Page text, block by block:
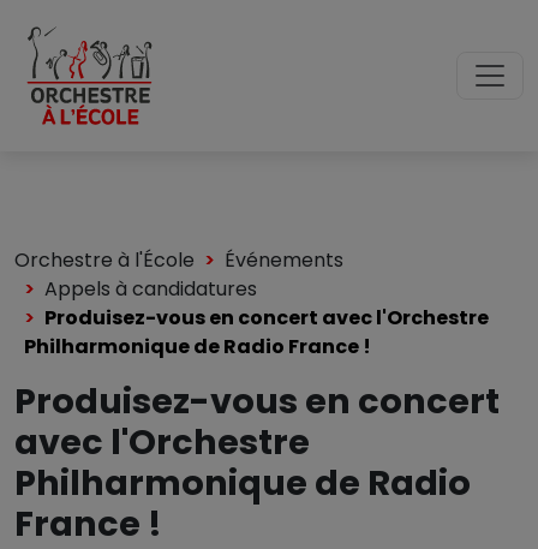
Orchestre à l'École
Événements
Appels à candidatures
Produisez-vous en concert avec l'Orchestre
Philharmonique de Radio France !
Produisez-vous en concert
avec l'Orchestre
Philharmonique de Radio
France !